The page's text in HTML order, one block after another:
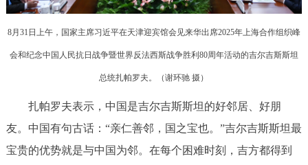
8月31日上午，国家主席习近平在天津迎宾馆会见来华出席2025年上海合作组织峰
会和纪念中国人民抗日战争暨世界反法西斯战争胜利80周年活动的吉尔吉斯斯坦
总统扎帕罗夫。（谢环驰 摄）
扎帕罗夫表示，中国是吉尔吉斯斯坦的好邻居、好朋
友。中国有句古话：“亲仁善邻，国之宝也。”吉尔吉斯斯坦最
宝贵的优势就是与中国为邻。在每个困难时刻，吉方都得到